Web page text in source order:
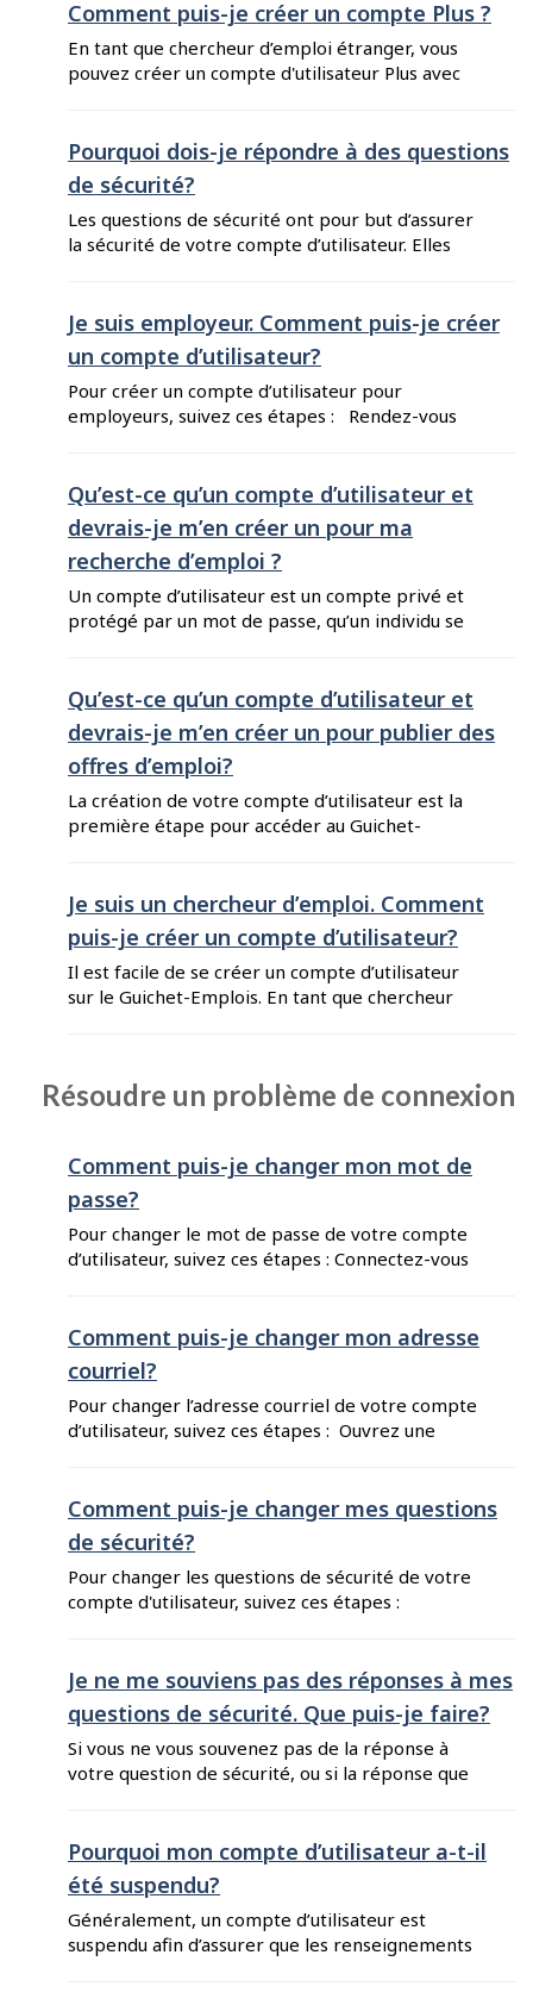
recherche d'emploi. En tant que chercheur
d’emploi étranger, vous ...
Comment puis-je créer un compte Plus ?
En tant que chercheur d’emploi étranger, vous
pouvez créer un compte d'utilisateur Plus avec
Avec un compte Plus, les candidats d'Entrée
express peuvent s'inscrire au Jumelage-emploi,
qui leur permet d'être jumelés à des offres
d’emploi correspondant à leurs compétences et
...
Pourquoi dois-je répondre à des questions
de sécurité?
Les questions de sécurité ont pour but d’assurer
la sécurité de votre compte d’utilisateur. Elles
pouvez accéder à votre compte. Vous devrez
répondre à l’une de vos questions de sécurité à
chaque ouverture de session ...
Je suis employeur. Comment puis-je créer
un compte d’utilisateur?
Pour créer un compte d’utilisateur pour
employeurs, suivez ces étapes : Rendez-vous
instructions pour prendre connaissance de ce
dont vous aurez besoin et cliquez sur « Accéder
». Lisez l’Énoncé de confidentialité et les
conditions d’utilisation. Cliquez sur « J’accepte ».
Entrez votre adresse courriel, sélectionnez
votre langue de correspondance et ...
Qu’est-ce qu’un compte d’utilisateur et
devrais-je m’en créer un pour ma
recherche d’emploi ?
Un compte d’utilisateur est un compte privé et
protégé par un mot de passe, qu’un individu se
contient vos renseignements personnels tels
que votre nom, votre adresse courriel et les
réponses à vos questions de sécurité. Vous
n’avez ...
Qu’est-ce qu’un compte d’utilisateur et
devrais-je m’en créer un pour publier des
offres d’emploi?
La création de votre compte d’utilisateur est la
première étape pour accéder au Guichet-
protégé par un mot de passe, qui vous permet
de vous authentifier lorsque vous ouvrez une
session. Votre compte d’utilisateur est privé. Il
contient vos renseignements personnels et
confidentiels tels ...
Je suis un chercheur d’emploi. Comment
puis-je créer un compte d’utilisateur?
Il est facile de se créer un compte d’utilisateur
sur le Guichet-Emplois. En tant que chercheur
chercheurs d’emploi et cliquez sur « Inscrivez-
Résoudre un problème de connexion
Comment puis-je changer mon mot de
passe?
Pour changer le mot de passe de votre compte
d’utilisateur, suivez ces étapes : Connectez-vous
Sélectionnez « Mon compte d’utilisateur » dans
la liste. Assurez-vous d’être sous l’onglet
« Renseignements du compte » (ou cliquez sur
l’onglet si vous n’y êtes pas déjà). Entrez ...
Comment puis-je changer mon adresse
courriel?
Pour changer l’adresse courriel de votre compte
d’utilisateur, suivez ces étapes : Ouvrez une
Cliquez sur votre nom dans le coin supérieur
droit de votre tableau de bord et sélectionnez
« Mon compte d’utilisateur » dans la liste.
Cliquez sur « Renseignements du compte ».
Entrez votre nouvelle ...
Comment puis-je changer mes questions
de sécurité?
Pour changer les questions de sécurité de votre
compte d'utilisateur, suivez ces étapes :
tableau de bord. Sélectionnez « Mon compte
d’utilisateur » dans la liste. Cliquez sur l’onglet
« Questions de sécurité ». Sélectionnez de
nouvelles questions à partir des choix dans la
liste déroulante. ...
Je ne me souviens pas des réponses à mes
questions de sécurité. Que puis-je faire?
Si vous ne vous souvenez pas de la réponse à
votre question de sécurité, ou si la réponse que
deuxième question en cliquant sur « Obtenir une
question différente ». Les réponses doivent être
épelées de la même ...
Pourquoi mon compte d’utilisateur a-t-il
été suspendu?
Généralement, un compte d’utilisateur est
suspendu afin d’assurer que les renseignements